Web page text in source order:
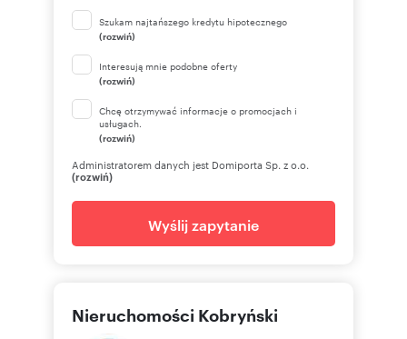
Szukam najtańszego kredytu hipotecznego
(rozwiń)
Interesują mnie podobne oferty
(rozwiń)
Chcę otrzymywać informacje o promocjach i
usługach.
(rozwiń)
Administratorem danych jest Domiporta Sp. z o.o.
(rozwiń)
Wyślij zapytanie
Nieruchomości Kobryński